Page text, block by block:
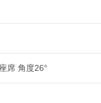
席 角度26°